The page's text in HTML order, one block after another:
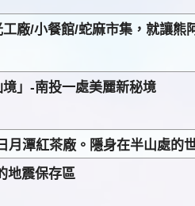
廠/小餐館/蛇麻市集，就讓熊
境」-南投一處美麗新秘境
月潭紅茶廠。隱身在半山處
地震保存區